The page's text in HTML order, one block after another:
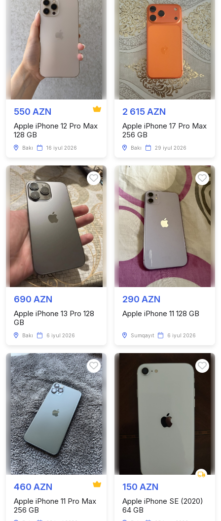
550 AZN
Apple iPhone 12 Pro Max
128 GB
Bakı 16 iyul 2026
2 615 AZN
Apple iPhone 17 Pro Max
256 GB
Bakı 29 iyul 2026
690 AZN
Apple iPhone 13 Pro 128
GB
Bakı 6 iyul 2026
290 AZN
Apple iPhone 11 128 GB
Sumqayıt 6 iyul 2026
460 AZN
Apple iPhone 11 Pro Max
256 GB
150 AZN
Apple iPhone SE (2020)
64 GB